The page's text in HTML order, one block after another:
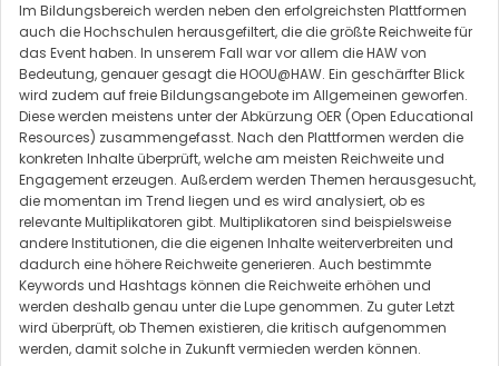
Im Bildungsbereich werden neben den erfolgreichsten Plattformen
auch die Hochschulen herausgefiltert, die die größte Reichweite für
das Event haben. In unserem Fall war vor allem die HAW von
Bedeutung, genauer gesagt die HOOU@HAW. Ein geschärfter Blick
wird zudem auf freie Bildungsangebote im Allgemeinen geworfen.
Diese werden meistens unter der Abkürzung OER (Open Educational
Resources) zusammengefasst. Nach den Plattformen werden die
konkreten Inhalte überprüft, welche am meisten Reichweite und
Engagement erzeugen. Außerdem werden Themen herausgesucht,
die momentan im Trend liegen und es wird analysiert, ob es
relevante Multiplikatoren gibt. Multiplikatoren sind beispielsweise
andere Institutionen, die die eigenen Inhalte weiterverbreiten und
dadurch eine höhere Reichweite generieren. Auch bestimmte
Keywords und Hashtags können die Reichweite erhöhen und
werden deshalb genau unter die Lupe genommen. Zu guter Letzt
wird überprüft, ob Themen existieren, die kritisch aufgenommen
werden, damit solche in Zukunft vermieden werden können.